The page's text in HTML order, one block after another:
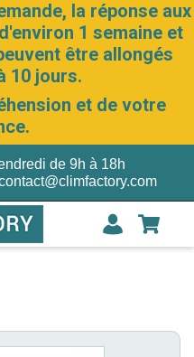
la réponse aux
1 semaine et
être allongés
10 jours.
et de votre
de 9h à 18h